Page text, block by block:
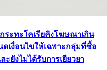
ระทะโคเรียคิงโฆษณาเกิน
เงื่อนไขให้เฉพาะกลุ่มที่ซื้อ
ะยังไม่ได้รับการเยียวยา